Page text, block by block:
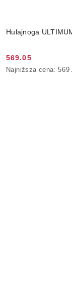
Hulajnoga
Cena
promocyjna:
569.05
Najniższa
Najniższa cena: